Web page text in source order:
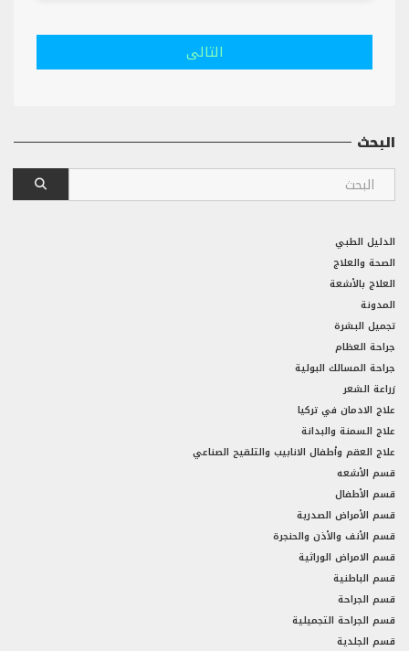
التالى
البحث
الدليل الطبي
الصحة والعلاج
العلاج بالأشعة
المدونة
تجميل البشرة
جراحة العظام
جراحة المسالك البولية
زراعة الشعر
علاج الادمان في تركيا
علاج السمنة والبدانة
علاج العقم وأطفال الانابيب والتلقيح الصناعي
قسم الأشعه
قسم الأطفال
قسم الأمراض الصدرية
قسم الأنف والأذن والحنجرة
قسم الامراض الوراثية
قسم الباطنية
قسم الجراحة
قسم الجراحة التجميلية
قسم الجلدية